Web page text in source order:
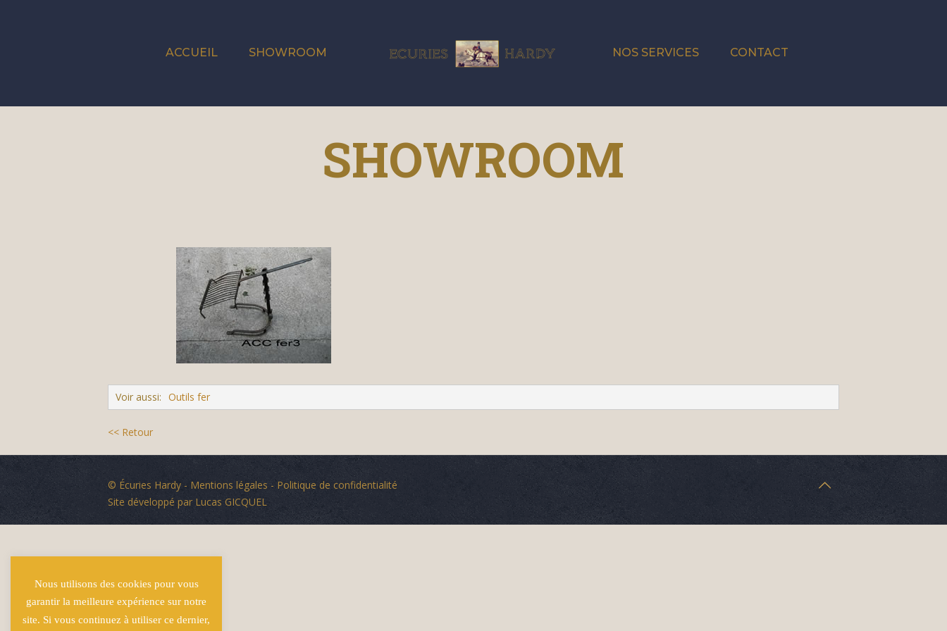
ACCUEIL SHOWROOM NOS SERVICES CONTACT
SHOWROOM
Voir aussi: Outils fer
<< Retour
© Écuries Hardy - Mentions légales - Politique de confidentialité
Site développé par Lucas GICQUEL
Nous utilisons des cookies pour vous
garantir la meilleure expérience sur notre
site. Si vous continuez à utiliser ce dernier,